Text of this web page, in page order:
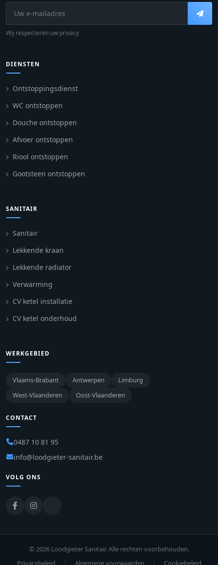
Wij respecteren uw privacy
DIENSTEN
Ontstoppingsdienst
WC ontstoppen
Douche ontstoppen
Afvoer ontstoppen
Riool ontstoppen
Gootsteen ontstoppen
SANITAIR
Sanitair
Lekkende kraan
Lekkende radiator
Verwarming
CV ketel installatie
CV ketel onderhoud
WERKGEBIED
Vlaams-Brabant Antwerpen
Limburg
West-Vlaanderen
Oost-Vlaanderen
CONTACT
0487 10 81 95
info@loodgieter-sanitair.be
VOLG ONS
© 2026 Loodgieter Sanitair. Alle rechten voorbehouden.
Privacybeleid
Algemene voorwaarden Cookiebeleid